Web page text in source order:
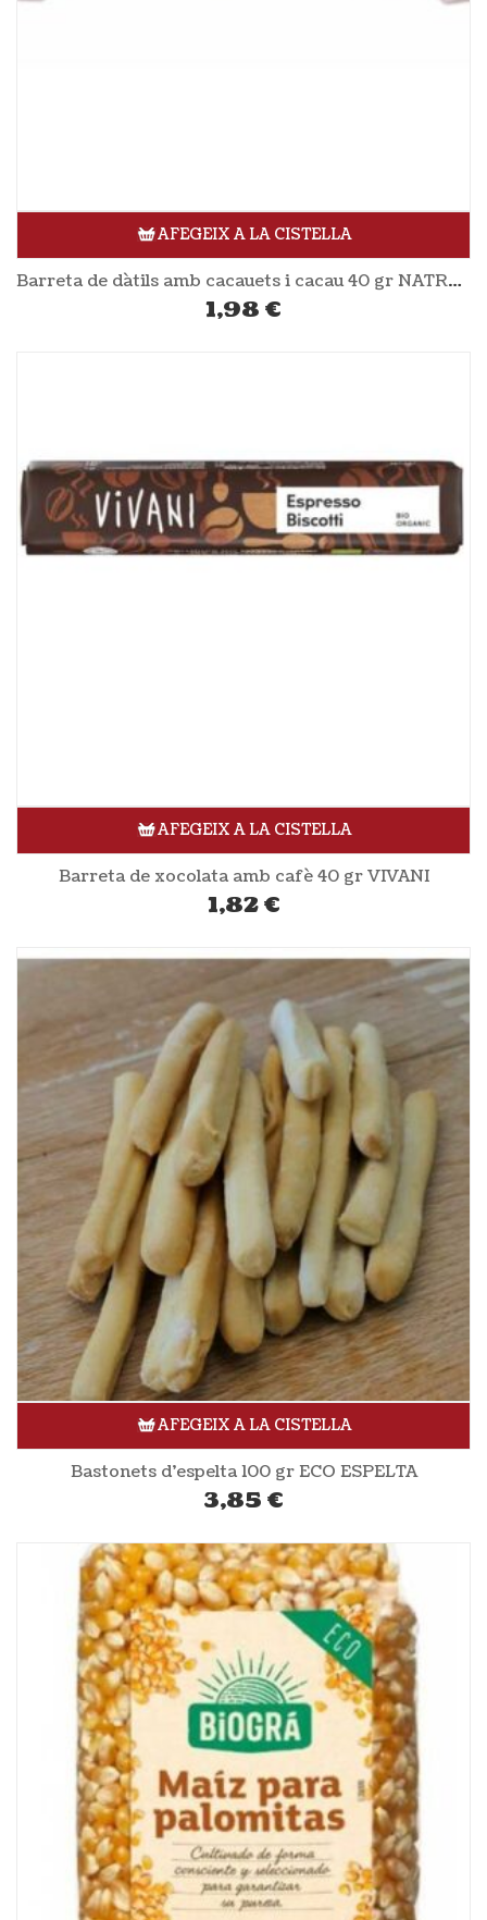
AFEGEIX A LA CISTELLA
Barreta de dàtils amb cacauets i cacau 40 gr NATRULY
1,98 €
AFEGEIX A LA CISTELLA
Barreta de xocolata amb cafè 40 gr VIVANI
1,82€
AFEGEIX A LA CISTELLA
Bastonets d’espelta 100 gr ECO ESPELTA
3,85 €